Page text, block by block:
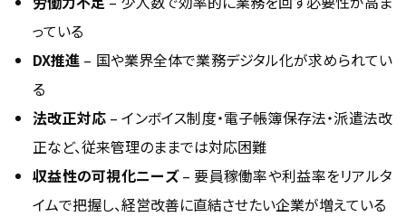
っている
DX推進 – 国や業界全体で業務デジタル化が求められてい
る
法改正対応– インボイス制度・電子帳簿保存法・派遣法改
正など、従来管理のままでは対応困難
収益性の可視化ニーズ– 要員稼働率や利益率をリアルタ
イムで把握し、経営改善に直結させたい企業が増えている